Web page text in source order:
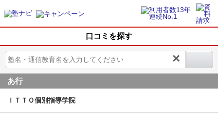
口コミを探す
×
あ行
ＩＴＴＯ個別指導学院